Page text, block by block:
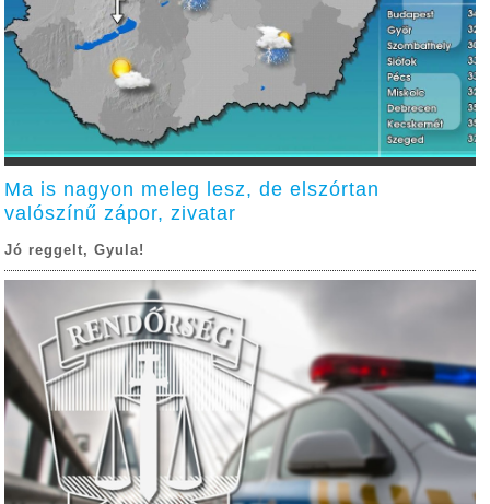
Ma is nagyon meleg lesz, de elszórtan
valószínű zápor, zivatar
Jó reggelt, Gyula!